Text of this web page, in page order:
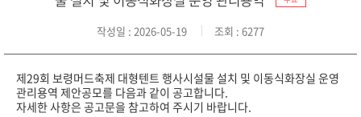
작성일 : 2026-05-19 조회 : 6277
제29회 보령머드축제 대형텐트 행사시설물 설치 및 이동식화장실 운영
관리용역 제안공모를 다음과 같이 공고합니다.
자세한 사항은 공고문을 참고하여 주시기 바랍니다.